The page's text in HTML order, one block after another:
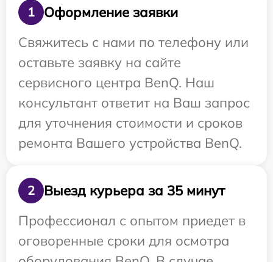
1
Оформление заявки
Свяжитесь с нами по телефону или
оставьте заявку на сайте
сервисного центра BenQ. Наш
консультант ответит на Ваш запрос
для уточнения стоимости и сроков
ремонта Вашего устройства BenQ.
2
Выезд курьера за 35 минут
Профессионал с опытом приедет в
оговоренные сроки для осмотра